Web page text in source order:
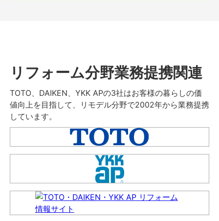
リフォーム分野業務提携関連
TOTO、DAIKEN、YKK APの3社はお客様の暮らしの価
値向上を目指して、リモデル分野で2002年から業務提携
しています。